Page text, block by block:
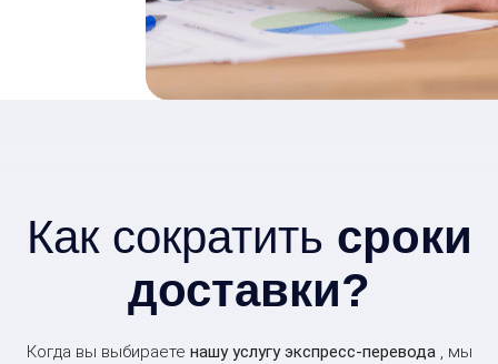
Как сократить сроки
доставки?
Когда вы выбираете нашу услугу экспресс-перевода, мы